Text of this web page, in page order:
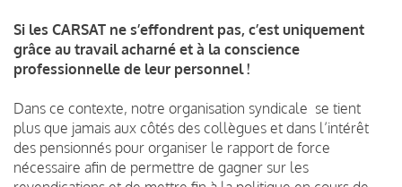
Si les CARSAT ne s’effondrent pas, c’est uniquement
grâce au travail acharné et à la conscience
professionnelle de leur personnel !
Dans ce contexte, notre organisation syndicale se tient
plus que jamais aux côtés des collègues et dans l’intérêt
des pensionnés pour organiser le rapport de force
nécessaire afin de permettre de gagner sur les